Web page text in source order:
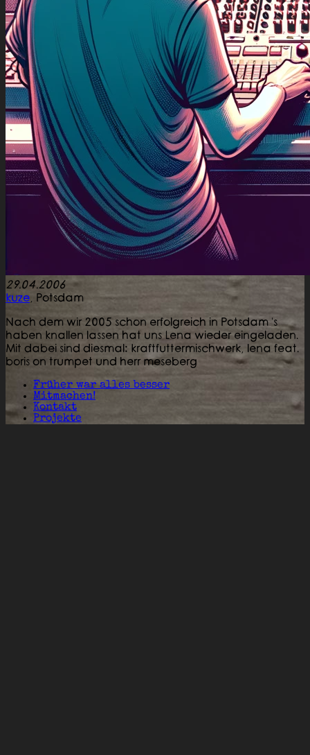
29.04.2006
kuze, Potsdam
Nach dem wir 2005 schon erfolgreich in Potsdam 's
haben knallen lassen hat uns Lena wieder eingeladen.
Mit dabei sind diesmal: kraftfuttermischwerk, lena feat.
boris on trumpet und herr meseberg
Früher war alles besser
Mitmachen!
Kontakt
Projekte